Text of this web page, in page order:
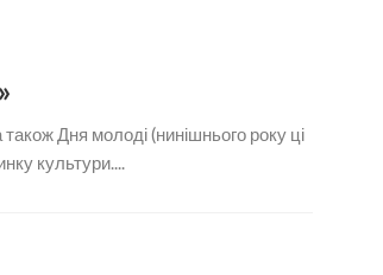
Дня молоді (нинішнього року ці
культури....